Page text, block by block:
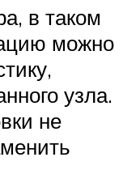
в таком
можно
узла.
не